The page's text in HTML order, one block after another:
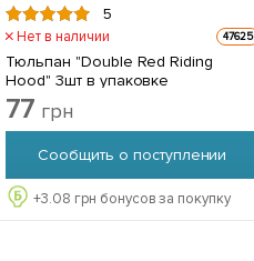
5
Нет в наличии 47625
Тюльпан "Double Red Riding
Hood" 3шт в упаковке
77 грн
Сообщить о поступлении
+3.08 грн бонусов за покупку